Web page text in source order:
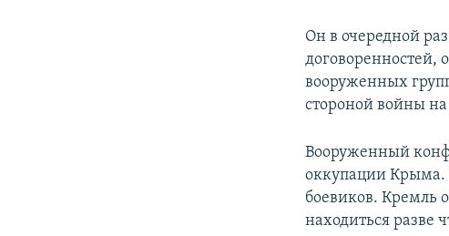
Он в очередной
договоренностей,
вооруженных
стороной войны
Вооруженный
оккупации Крыма.
боевиков. Кремль
находиться разве